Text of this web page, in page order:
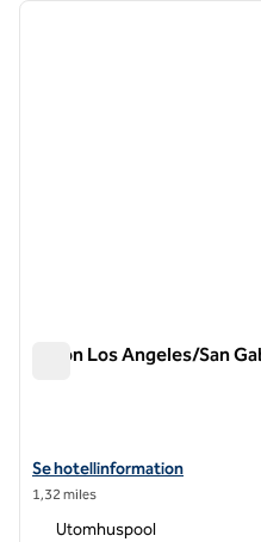
1 av 13
Hilton Los Angeles/San
Visa hotelluppgifter för Hilton
Se hotellinformation
1,32 miles
Utomhuspool